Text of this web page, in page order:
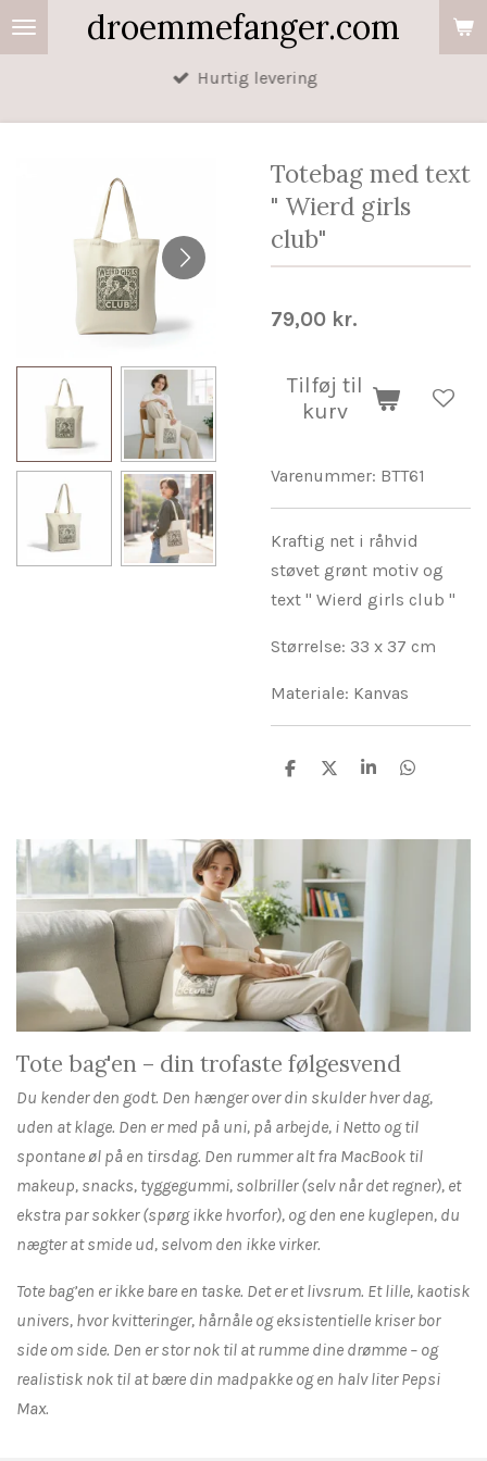
Spring
til
droemmefanger.com
Hurtig levering
Totebag med text
" Wierd girls
club"
79,00 kr.
Tilføj til
kurv
Varenummer: BTT61
Kraftig net i råhvid
støvet grønt motiv og
text " Wierd girls club "
Størrelse: 33 x 37 cm
Materiale: Kanvas
D
D
D
D
Tote bag'en – din trofaste følgesvend
Du kender den godt. Den hænger over din skulder hver dag,
uden at klage. Den er med på uni, på arbejde, i Netto og til
spontane øl på en tirsdag. Den rummer alt fra MacBook til
makeup, snacks, tyggegummi, solbriller (selv når det regner), et
ekstra par sokker (spørg ikke hvorfor), og den ene kuglepen, du
nægter at smide ud, selvom den ikke virker.
Tote bag’en er ikke bare en taske. Det er et livsrum. Et lille, kaotisk
univers, hvor kvitteringer, hårnåle og eksistentielle kriser bor
side om side. Den er stor nok til at rumme dine drømme – og
realistisk nok til at bære din madpakke og en halv liter Pepsi
Max.